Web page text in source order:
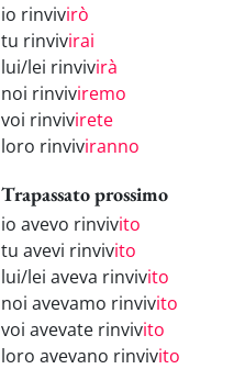
io rinvivirò
tu rinvivirai
lui/lei rinvivirà
noi rinviviremo
voi rinvivirete
loro rinviviranno
Trapassato prossimo
io avevo rinvivito
tu avevi rinvivito
lui/lei aveva rinvivito
noi avevamo rinvivito
voi avevate rinvivito
loro avevano rinvivito